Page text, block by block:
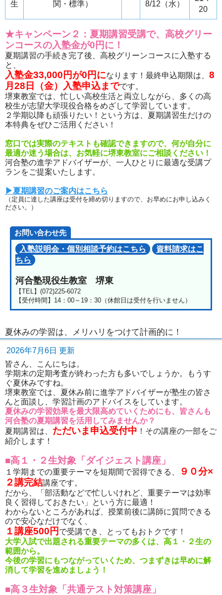
生 関・標準） 8/12（水）
20
★キャンペーン２：夏期講習受講で、高校グリー
ンコースの入塾金が0円に！
夏期講習の手続き完了後、高校グリーンコースに入塾する
と、
入塾金33,000円が0円になります！最終申込期限は、 8
月28日（金）入塾申込までです。
堺東教室では、忙しい高校生活と両立しながら、多くの高
校生が志望大学現役合格をめざして学習しています。
２学期以降も頑張りたい！という方は、夏期講習生だけの
本特典をぜひご活用ください！
窓口では実際のテキストも確認できますので、何が自分に
最適か迷う場合は、お気軽に堺東教室にご相談ください！
河合塾の進学アドバイザーが、一人ひとりに最適な受講プ
ランをご提案いたします。
▶夏期講習のご案内はこちら
（定員に達した講座は受付を締め切りますので、お早めにお申し込みく
ださい。）
お問い合わせ先
入塾説明会・個別相談予約はこちら
資料請求はこ
ちら
河合塾現役生教室 堺東
【TEL】(072)225-6072
【受付時間】14：00～19：30（休館日は受付を行いません）
夏休みの学習は、メリハリをつけて計画的に！
2026年7月6日 更新
皆さん、こんにちは。
学期末の定期考査が終わった方も多いでしょうか。もうす
ぐ夏休みですね。
堺東教室では、夏休み前に進学アドバイザーが塾生の皆さ
んと面談し、学習計画のアドバイスをしています。
夏休みの学習効果を最大限高めていくためにも、皆さんも
河合塾の夏期講習を活用してみませんか？
夏期講習は、 ただいま申込受付中 ！その講座の一部をご
紹介します！
■高１・２生対象「ダイジェスト講座」
１学期までの重要テーマを短期間で習得できる、
９０分×
２講完結講座です。
だから、「部活動などで忙しいけれど、重要テーマは効率
良く習得しておきたい」という方に最適！
わからないところがあれば、授業前後に講師に質問できる
ので安心なだけでなく、
１講座500円 で受講でき、とってもおトクです！
大学入試で出題される重要テーマの多くは、高１・２生の
範囲から。
今後の学習にもつながっていくため、つまずきは早めに解
消して学習を進めましょう！
■高３生対象「共通テスト対策講座」